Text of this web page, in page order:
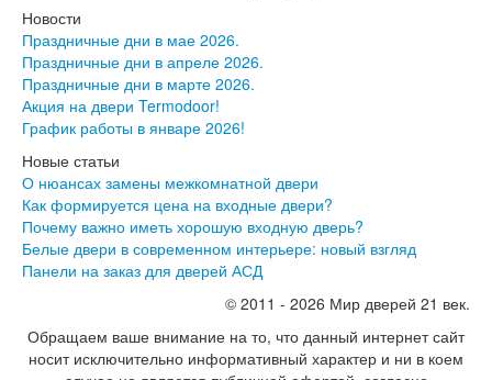
Новости
Праздничные дни в мае 2026.
Праздничные дни в апреле 2026.
Праздничные дни в марте 2026.
Акция на двери Termodoor!
График работы в январе 2026!
Новые статьи
О нюансах замены межкомнатной двери
Как формируется цена на входные двери?
Почему важно иметь хорошую входную дверь?
Белые двери в современном интерьере: новый взгляд
Панели на заказ для дверей АСД
© 2011 - 2026 Мир дверей 21 век.
Обращаем ваше внимание на то, что данный интернет сайт
носит исключительно информативный характер и ни в коем